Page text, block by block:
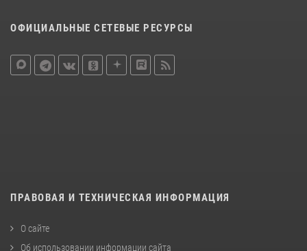
ОФИЦИАЛЬНЫЕ СЕТЕВЫЕ РЕСУРСЫ
ПРАВОВАЯ И ТЕХНИЧЕСКАЯ ИНФОРМАЦИЯ
О сайте
Об использовании информации сайта